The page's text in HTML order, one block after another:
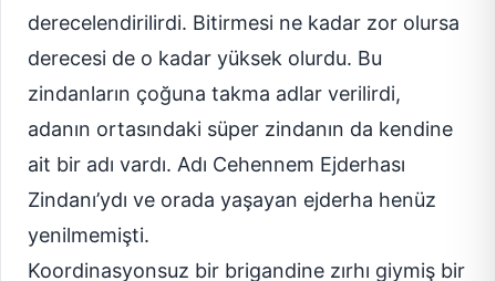
derecelendirilirdi. Bitirmesi ne kadar zor olursa
derecesi de o kadar yüksek olurdu. Bu
zindanların çoğuna takma adlar verilirdi,
adanın ortasındaki süper zindanın da kendine
ait bir adı vardı. Adı Cehennem Ejderhası
Zindanı’ydı ve orada yaşayan ejderha henüz
yenilmemişti.
Koordinasyonsuz bir brigandine zırhı giymiş bir